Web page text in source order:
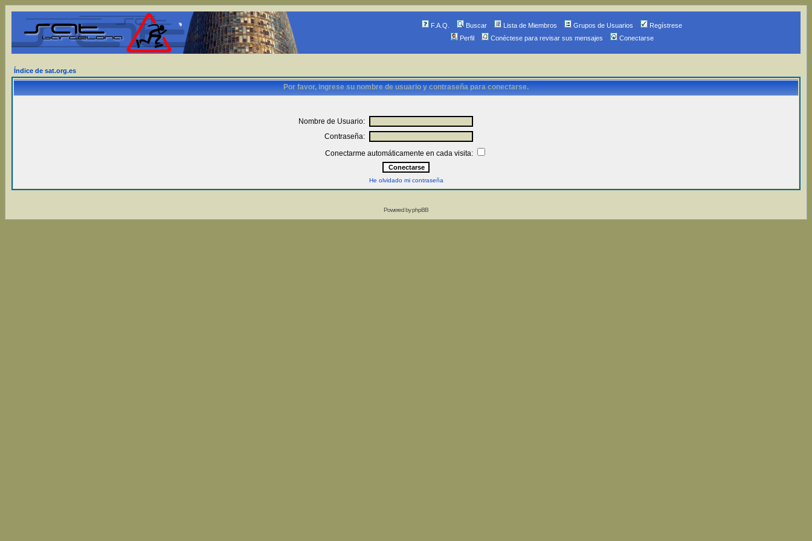
F.A.Q. Buscar Lista de Miembros Grupos de Usuarios
Regístrese
Perfil
Conéctese para revisar sus mensajes Conectarse
Índice de sat.org.es
Por favor, ingrese su nombre de usuario y contraseña para conectarse.
Nombre de Usuario:
Contraseña:
Conectarme automáticamente en cada visita:
He olvidado mi contraseña
Powered byphpBB